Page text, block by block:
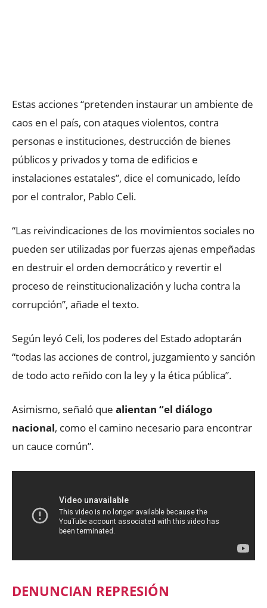
Estas acciones “pretenden instaurar un ambiente de
caos en el país, con ataques violentos, contra
personas e instituciones, destrucción de bienes
públicos y privados y toma de edificios e
instalaciones estatales”, dice el comunicado, leído
por el contralor, Pablo Celi.
“Las reivindicaciones de los movimientos sociales no
pueden ser utilizadas por fuerzas ajenas empeñadas
en destruir el orden democrático y revertir el
proceso de reinstitucionalización y lucha contra la
corrupción”, añade el texto.
Según leyó Celi, los poderes del Estado adoptarán
“todas las acciones de control, juzgamiento y sanción
de todo acto reñido con la ley y la ética pública”.
Asimismo, señaló que alientan “el diálogo
nacional, como el camino necesario para encontrar
un cauce común”.
DENUNCIAN REPRESIÓN